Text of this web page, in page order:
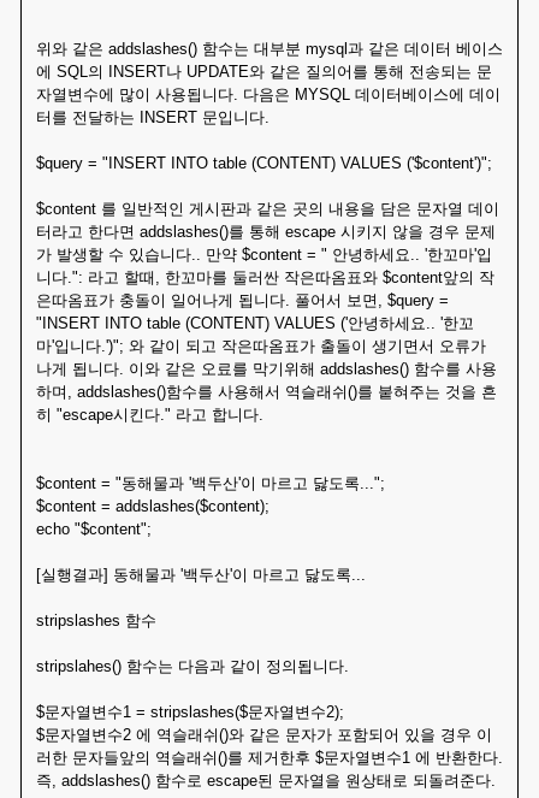
위와 같은 addslashes() 함수는 대부분 mysql과 같은 데이터 베이스
에 SQL의 INSERT나 UPDATE와 같은 질의어를 통해 전송되는 문
자열변수에 많이 사용됩니다. 다음은 MYSQL 데이터베이스에 데이
터를 전달하는 INSERT 문입니다.
$query = "INSERT INTO table (CONTENT) VALUES ('$content')";
$content 를 일반적인 게시판과 같은 곳의 내용을 담은 문자열 데이
터라고 한다면 addslashes()를 통해 escape 시키지 않을 경우 문제
가 발생할 수 있습니다.. 만약 $content = " 안녕하세요.. '한꼬마'입
니다.": 라고 할때, 한꼬마를 둘러싼 작은따옴표와 $content앞의 작
은따옴표가 충돌이 일어나게 됩니다. 풀어서 보면, $query =
"INSERT INTO table (CONTENT) VALUES ('안녕하세요.. '한꼬
마'입니다.')"; 와 같이 되고 작은따옴표가 출돌이 생기면서 오류가
나게 됩니다. 이와 같은 오료를 막기위해 addslashes() 함수를 사용
하며, addslashes()함수를 사용해서 역슬래쉬()를 붙혀주는 것을 흔
히 "escape시킨다." 라고 합니다.
$content = "동해물과 '백두산'이 마르고 닳도록...";
$content = addslashes($content);
echo "$content";
[실행결과] 동해물과 '백두산'이 마르고 닳도록...
stripslashes 함수
stripslahes() 함수는 다음과 같이 정의됩니다.
$문자열변수1 = stripslashes($문자열변수2);
$문자열변수2 에 역슬래쉬()와 같은 문자가 포함되어 있을 경우 이
러한 문자들앞의 역슬래쉬()를 제거한후 $문자열변수1 에 반환한다.
즉, addslashes() 함수로 escape된 문자열을 원상태로 되돌려준다.